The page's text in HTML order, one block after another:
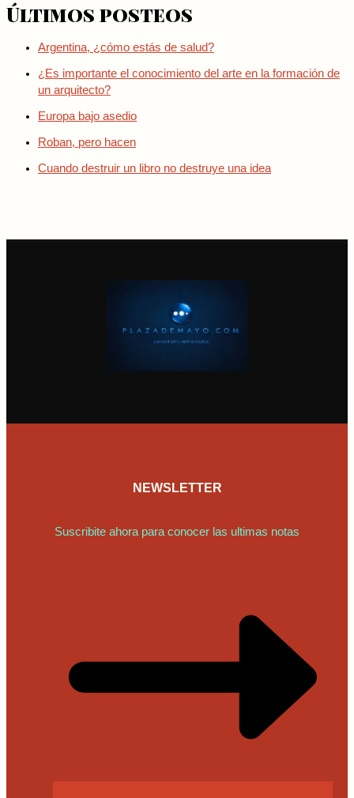
Últimos posteos
Argentina, ¿cómo estás de salud?
¿Es importante el conocimiento del arte en la formación de
un arquitecto?
Europa bajo asedio
Roban, pero hacen
Cuando destruir un libro no destruye una idea
NEWSLETTER
Suscribite ahora para conocer las ultimas notas